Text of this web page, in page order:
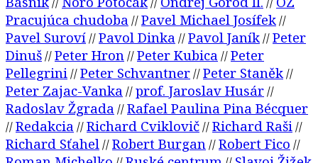
Pracujúca chudoba //Pavel Michael Josífek//
Pavel Suroví//Pavol Dinka //Pavol Janík//Peter
Dinuš//Peter Hron //Peter Kubica //Peter
Pellegrini //Peter Schvantner//Peter Staněk//
Peter Zajac-Vanka //prof. Jaroslav Husár//
Radoslav Žgrada //Rafael Paulina Pina Bécquer
//Redakcia //Richard Cviklovič//Richard Raši //
Richard Sťahel //Robert Burgan //Robert Fico //